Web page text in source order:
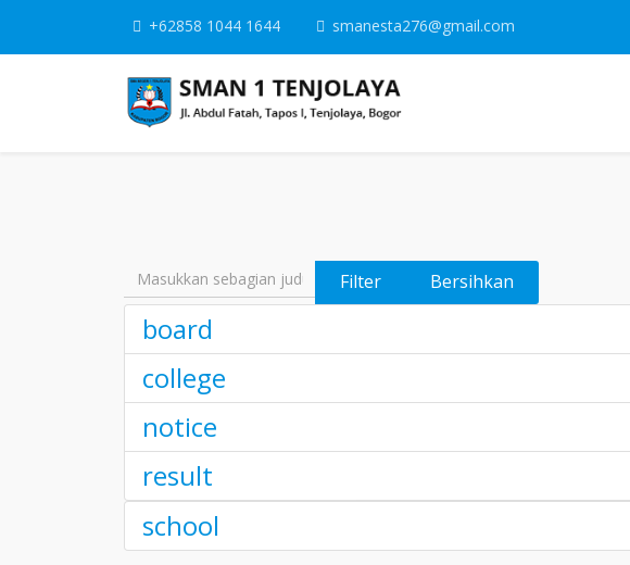
+62858 1044 1644 smanesta276@gmail.com
Masukkan sebagian judul Filter Bersihkan
board
college
notice
result
school